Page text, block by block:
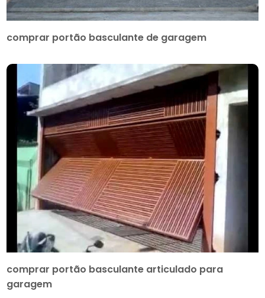
comprar portão basculante de garagem
comprar portão basculante articulado para
garagem